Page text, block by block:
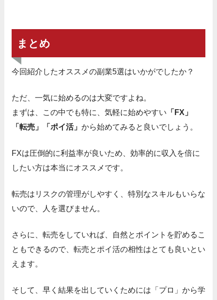
まとめ
今回紹介したオススメの副業5選はいかがでしたか？
ただ、一気に始めるのは大変ですよね。
まずは、この中でも特に、気軽に始めやすい 「FX」
「転売」「ポイ活」 から始めてみると良いでしょう。
FXは圧倒的に利益率が良いため、効率的に収入を倍に
したい方は本当にオススメです。
転売はリスクの管理がしやすく、特別なスキルもいらな
いので、人を選びません。
さらに、転売をしていれば、自然とポイントを貯めるこ
ともできるので、転売とポイ活の相性はとても良いとい
えます。
そして、早く結果を出していくためには「プロ」から学